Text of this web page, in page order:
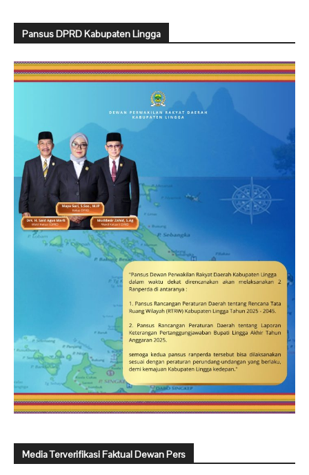
Pansus DPRD Kabupaten Lingga
Media Terverifikasi Faktual Dewan Pers